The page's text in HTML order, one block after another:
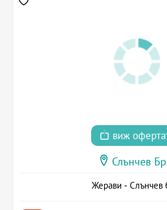
виж
Слънчев
Жерави - Слънчев